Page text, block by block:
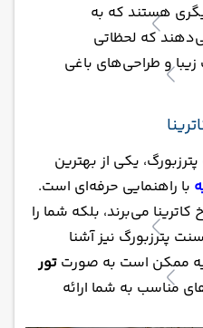
هستند که به
که لحظاتی
و طراحی‌های باغی
یکی از بهترین
با راهنمایی حرفه‌ای است.
می‌برند، بلکه شما را
پترزبورگ نیز آشنا
ممکن است به صورت تور
مناسب به شما ارائه